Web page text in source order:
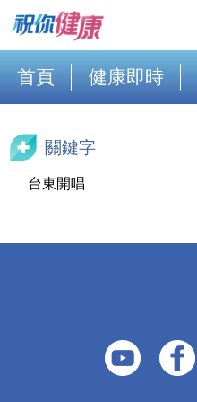
首頁 健康即時
關鍵字
台東開唱